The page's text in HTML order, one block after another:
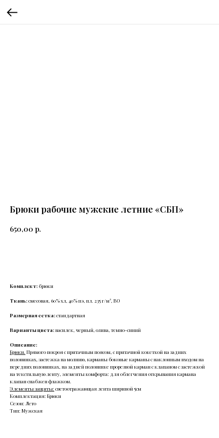
Брюки рабочие мужские летние «СБП»
650,00 р.
Комплект: брюки
Ткань:смесовая, 60% хл, 40% пэ, пл. 235 г/м², ВО
Размерная сетка:стандартная
Варианты цвета:василек, черный, олива, темно-синий
Описание:
Брюки. Прямого покроя с притачным поясом, с притачной кокеткой на задних
половинках, застежка на молнию, карманы боковые карманы с наклонным входом на
передних половинках, на задней половинке прорезной карман с клапаном с застежкой
на текстильную ленту, элементы комфорта: для облегчения открывания кармана
клапан снабжен флажком.
Элементы защиты: светоотражающая лента шириной 5см
Комплектация: Брюки
Сезон: Лето
Тип: Мужская